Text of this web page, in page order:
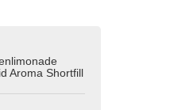
Aroma Shortfill